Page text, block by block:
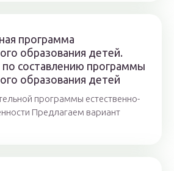
программа
образования детей.
составлению программы
образования детей
программы естественно-
Предлагаем вариант